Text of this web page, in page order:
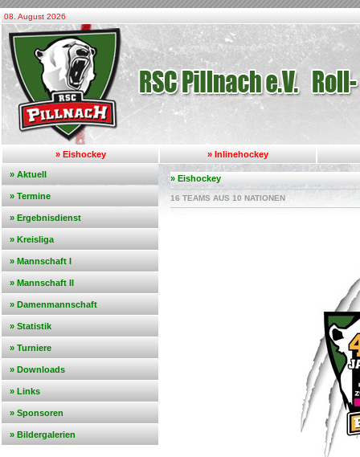
08. August 2026
» Eishockey » Inlinehockey
» Aktuell
» Termine
» Ergebnisdienst
» Kreisliga
» Mannschaft I
» Mannschaft II
» Damenmannschaft
» Statistik
» Turniere
» Downloads
» Links
» Sponsoren
» Bildergalerien
» Eishockey
16 TEAMS AUS 10 NATIONEN